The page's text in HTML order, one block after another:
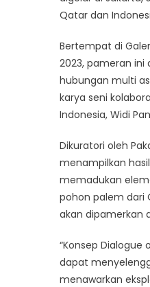
Qatar dan
Bertempat di
2023, pameran ini
hubungan multi
karya seni
Indonesia, Widi
Dikuratori oleh
menampilkan
memadukan
pohon palem dari
akan dipamerkan
“Konsep
dapat
menawarkan